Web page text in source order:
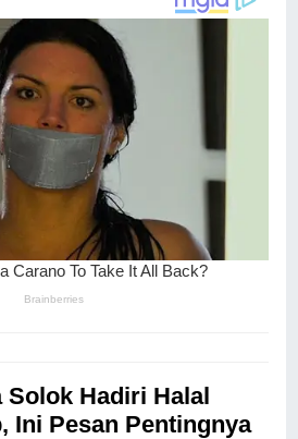
Solok Hadiri Halal
Ini Pesan Pentingnya